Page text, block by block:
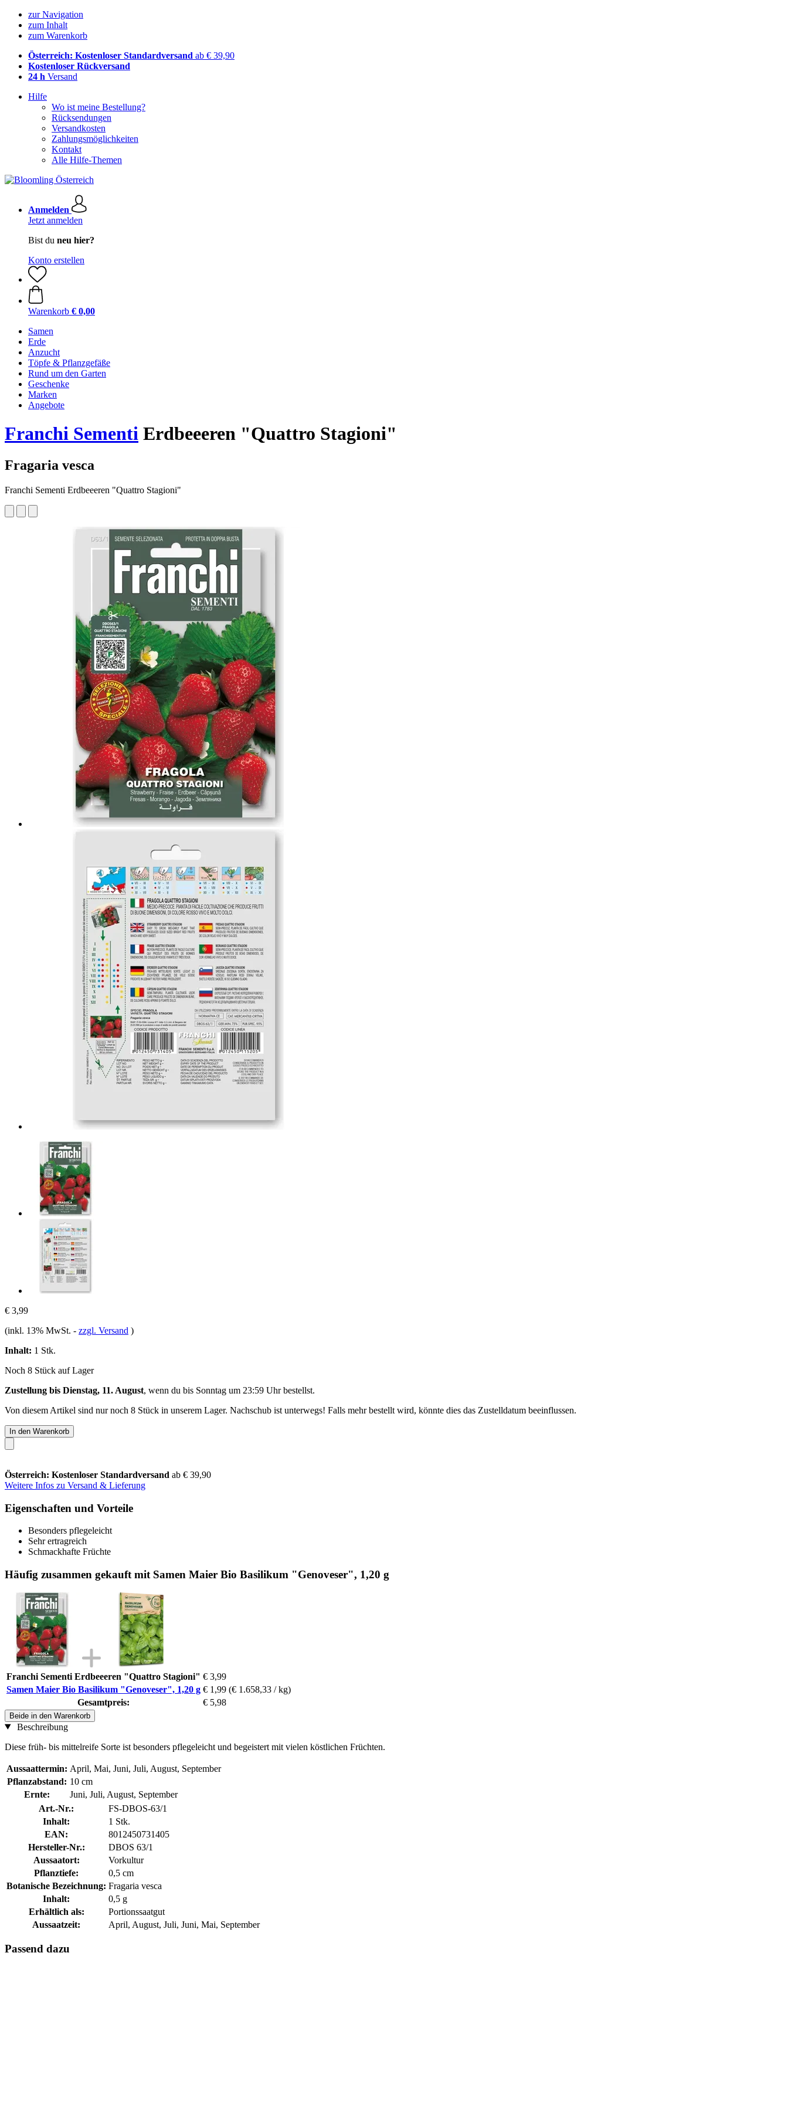
zur Navigation
zum Inhalt
zum Warenkorb
Österreich: Kostenloser Standardversand ab € 39,90
Kostenloser Rückversand
24 h Versand
Hilfe
Wo ist meine Bestellung?
Rücksendungen
Versandkosten
Zahlungsmöglichkeiten
Kontakt
Alle Hilfe-Themen
Anmelden
Jetzt anmelden
Bist du neu hier?
Konto erstellen
Warenkorb € 0,00
Samen
Erde
Anzucht
Töpfe & Pflanzgefäße
Rund um den Garten
Geschenke
Marken
Angebote
Franchi Sementi Erdbeeeren "Quattro Stagioni"
Fragaria vesca
Franchi Sementi Erdbeeeren "Quattro Stagioni"
€ 3,99
(inkl. 13% MwSt. - zzgl. Versand )
Inhalt: 1 Stk.
Noch 8 Stück auf Lager
Zustellung bis Dienstag, 11. August, wenn du bis Sonntag um 23:59 Uhrbestellst.
Von diesem Artikel sind nur noch 8 Stück in unserem Lager. Nachschub ist unterwegs! Falls mehr bestellt wird, könnte dies das Zustelldatum beeinflussen.
In den Warenkorb
Österreich: Kostenloser Standardversand ab € 39,90
Weitere Infos zu Versand & Lieferung
Eigenschaften und Vorteile
Besonders pflegeleicht
Sehr ertragreich
Schmackhafte Früchte
Häufig zusammen gekauft mit Samen Maier Bio Basilikum "Genoveser", 1,20 g
Franchi Sementi Erdbeeeren "Quattro Stagioni" € 3,99
Samen Maier Bio Basilikum "Genoveser", 1,20 g € 1,99 (€ 1.658,33 / kg)
Gesamtpreis:
€ 5,98
Beide in den Warenkorb
Beschreibung
Diese früh- bis mittelreife Sorte ist besonders pflegeleicht und begeistert mit vielen köstlichen Früchten.
Aussaattermin: April, Mai, Juni, Juli, August, September
Pflanzabstand: 10 cm
Ernte:
Juni, Juli, August, September
Art.-Nr.:
FS-DBOS-63/1
Inhalt:
1 Stk.
EAN:
8012450731405
Hersteller-Nr.:
DBOS 63/1
Aussaatort:
Vorkultur
Pflanztiefe:
0,5 cm
Botanische Bezeichnung: Fragaria vesca
Inhalt:
0,5 g
Erhältlich als:
Portionssaatgut
Aussaatzeit:
April, August, Juli, Juni, Mai, September
Passend dazu